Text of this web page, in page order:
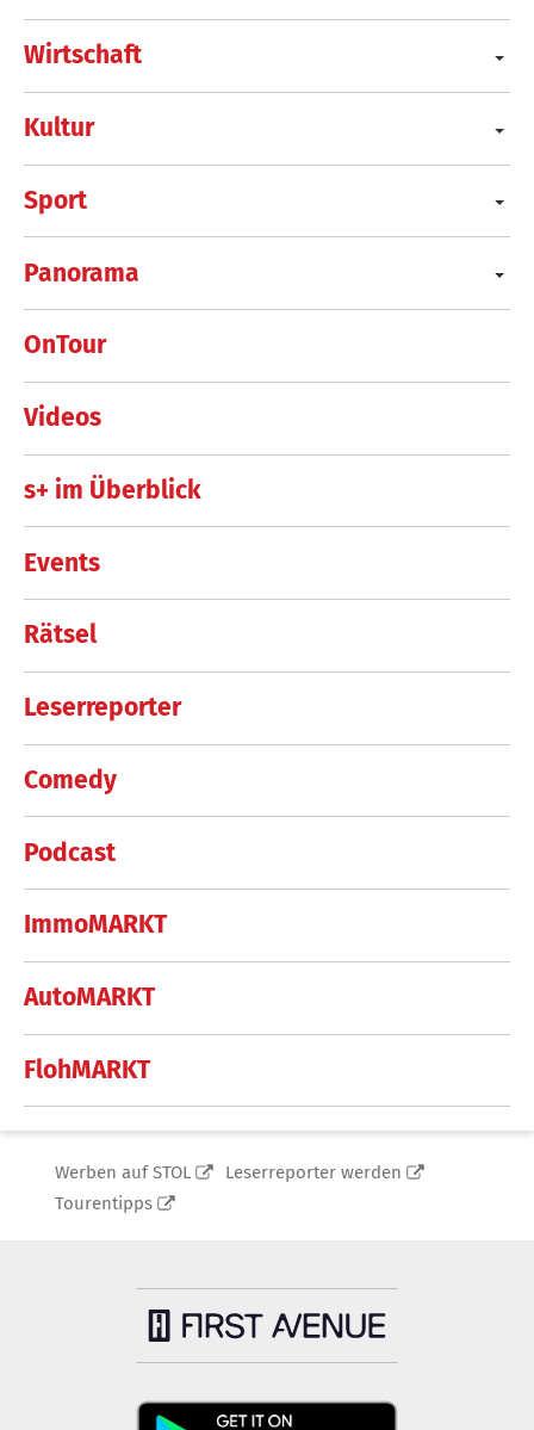
Wirtschaft
Kultur
Sport
Panorama
OnTour
Videos
s+ im Überblick
Events
Rätsel
Leserreporter
Comedy
Podcast
ImmoMARKT
AutoMARKT
FlohMARKT
Werben auf STOL
Leserreporter werden
Tourentipps